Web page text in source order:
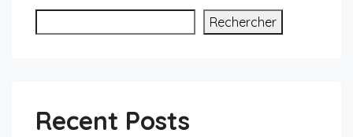
Rechercher
Recent Posts